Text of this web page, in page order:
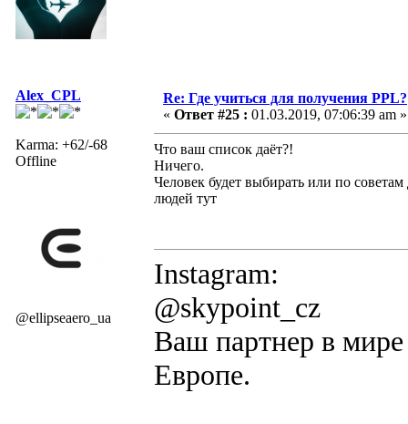
Alex_CPL
Karma: +62/-68
Offline
@ellipseaero_ua
Re: Где учиться для получения PPL?
« Ответ #25 : 01.03.2019, 07:06:39 am »
Что ваш список даёт?!
Ничего.
Человек будет выбирать или по
людей тут
Instagram:
@skypoint_cz
Ваш партнер в
Европе.